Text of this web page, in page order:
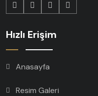
Hızlı Erişim
Anasayfa
Resim Galeri